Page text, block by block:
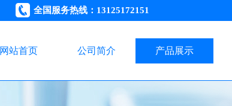
全国服务热线：13125172151
网站首页 公司简介 产品展示